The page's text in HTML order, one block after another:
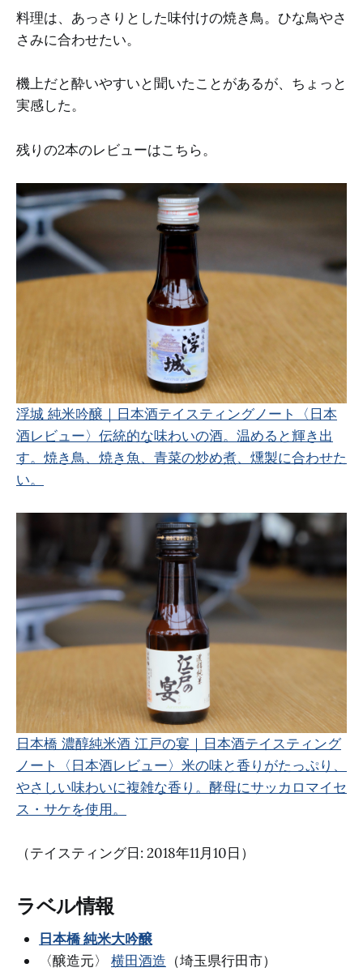
料理は、あっさりとした味付けの焼き鳥。ひな鳥やさ
さみに合わせたい。
機上だと酔いやすいと聞いたことがあるが、ちょっと
実感した。
残りの2本のレビューはこちら。
浮城 純米吟醸｜日本酒テイスティングノート
〈日本
酒レビュー〉伝統的な味わいの酒。温めると輝き出
す。焼き鳥、焼き魚、青菜の炒め煮、燻製に合わせた
い。
日本橋 濃醇純米酒 江戸の宴｜日本酒テイスティング
ノート
〈日本酒レビュー〉米の味と香りがたっぷり、
やさしい味わいに複雑な香り。酵母にサッカロマイセ
ス・サケを使用。
（テイスティング日: 2018年11月10日）
ラベル情報
日本橋 純米大吟醸
〈醸造元〉 横田酒造 （埼玉県行田市）